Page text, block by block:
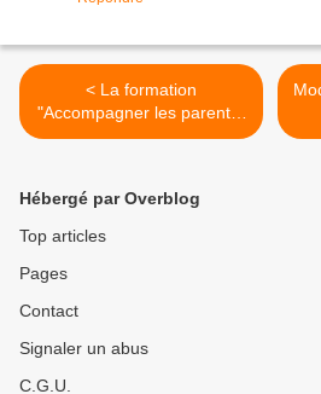
< La formation
"Accompagner les parents"
2012-2013
Hébergé par Overblog
Top articles
Pages
Contact
Signaler un abus
C.G.U.